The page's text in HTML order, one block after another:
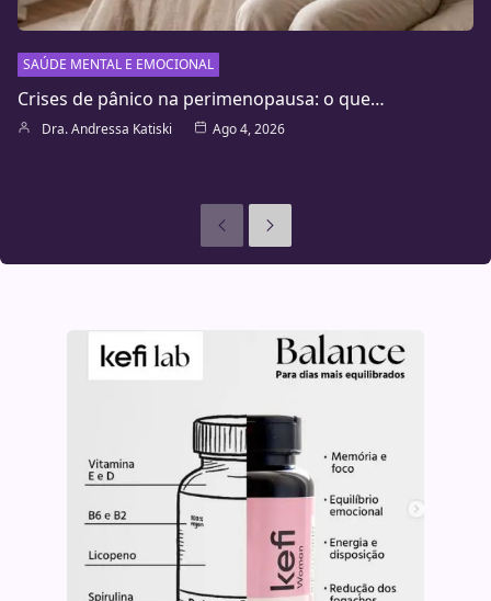
SAÚDE MENTAL E EMOCIONAL
Crises de pânico na perimenopausa: o que…
Dra. Andressa Katiski Ago 4, 2026
AnterioresSeguinte